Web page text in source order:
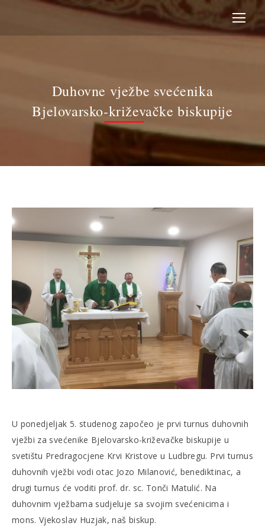
Duhovne vježbe svećenika
Bjelovarsko-križevačke biskupije
U ponedjeljak 5. studenog započeo je prvi turnus duhovnih
vježbi za svećenike Bjelovarsko-križevačke biskupije u
svetištu Predragocjene Krvi Kristove u Ludbregu. Prvi turnus
duhovnih vježbi vodi otac Jozo Milanović, benediktinac, a
drugi turnus će voditi prof. dr. sc. Tonči Matulić. Na
duhovnim vježbama sudjeluje sa svojim svećenicima i
mons. Vjekoslav Huzjak, naš biskup.